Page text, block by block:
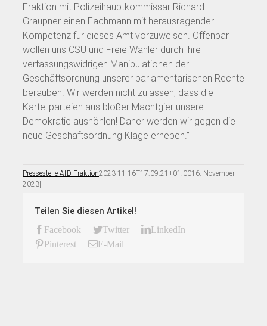
Fraktion mit Polizeihauptkommissar Richard
Graupner einen Fachmann mit herausragender
Kompetenz für dieses Amt vorzuweisen. Offenbar
wollen uns CSU und Freie Wähler durch ihre
verfassungswidrigen Manipulationen der
Geschäftsordnung unserer parlamentarischen Rechte
berauben. Wir werden nicht zulassen, dass die
Kartellparteien aus bloßer Machtgier unsere
Demokratie aushöhlen! Daher werden wir gegen die
neue Geschäftsordnung Klage erheben.”
Pressestelle AfD-Fraktion2023-11-16T17:09:21+01:0016. November
2023|
Teilen Sie diesen Artikel!
Facebook Twitter
LinkedIn
Pinterest
E-Mail